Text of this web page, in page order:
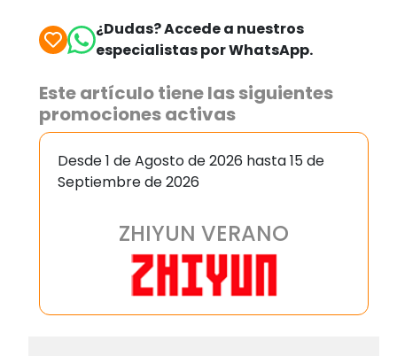
¿Dudas? Accede a nuestros
especialistas por WhatsApp.
Este artículo tiene las siguientes
promociones activas
Desde 1 de Agosto de 2026 hasta 15 de
Septiembre de 2026
ZHIYUN VERANO